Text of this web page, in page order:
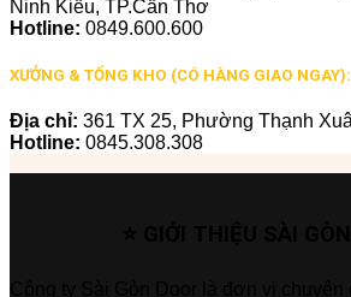
Ninh Kiều, TP.Cần Thơ
Hotline: 0849.600.600
XƯỞNG & TỔNG KHO (CÓ HÀNG GIAO NGAY):
Địa chỉ: 361 TX 25, Phường Thạnh
Hotline: 0845.308.308